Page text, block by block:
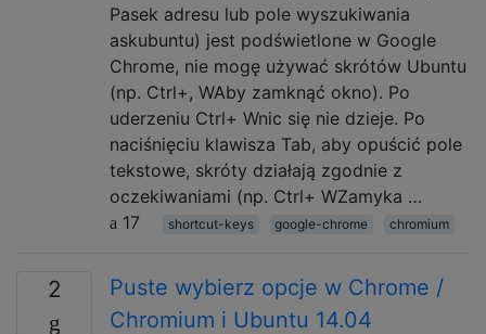
Pasek adresu lub pole wyszukiwania
askubuntu) jest podświetlone w Google
Chrome, nie mogę używać skrótów Ubuntu
(np. Ctrl+, WAby zamknąć okno). Po
uderzeniu Ctrl+ Wnic się nie dzieje. Po
naciśnięciu klawisza Tab, aby opuścić pole
tekstowe, skróty działają zgodnie z
oczekiwaniami (np. Ctrl+ WZamyka …
17
shortcut-keys google-chrome chromium
2
Puste wybierz opcje w Chrome /
Chromium i Ubuntu 14.04